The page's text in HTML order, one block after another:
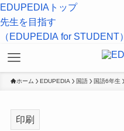
EDUPEDIAトップ
先生を目指す
（EDUPEDIA for STUDENT）
ホーム EDUPEDIA 国語 国語6年生
印刷